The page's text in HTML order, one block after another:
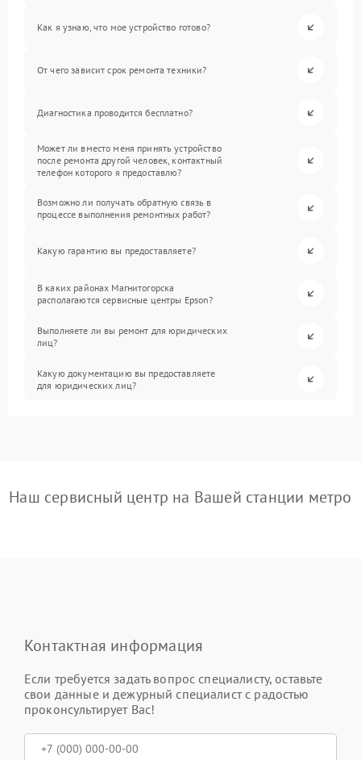
Как я узнаю, что мое устройство готово?
От чего зависит срок ремонта техники?
Диагностика проводится бесплатно?
Может ли вместо меня принять устройство
после ремонта другой человек, контактный
телефон которого я предоставлю?
Возможно ли получать обратную связь в
процессе выполнения ремонтных работ?
Какую гарантию вы предоставляете?
В каких районах Магнитогорска
располагаются сервисные центры Epson?
Выполняете ли вы ремонт для юридических
лиц?
Какую документацию вы предоставляете
для юридических лиц?
Наш сервисный центр на Вашей станции метро
Контактная информация
Если требуется задать вопрос специалисту, оставьте
свои данные и дежурный специалист с радостью
проконсультирует Вас!